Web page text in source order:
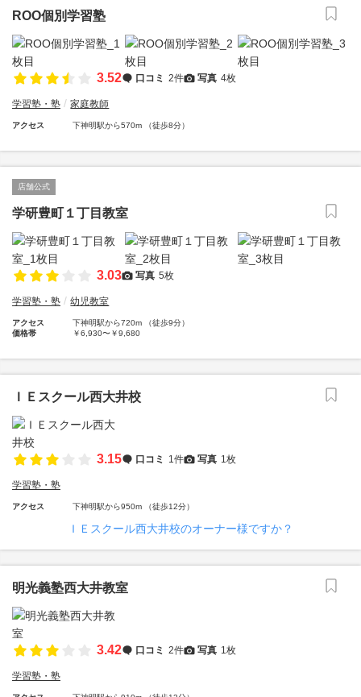
ROO個別学習塾
3.52 口コミ 2件 写真 4枚
学習塾・塾 家庭教師
アクセス 下神明駅から570m （徒歩8分）
店舗公式
学研豊町１丁目教室
3.03 写真 5枚
学習塾・塾 幼児教室
アクセス
下神明駅から720m （徒歩9分）
価格帯
￥6,930〜￥9,680
ＩＥスクール西大井校
3.15 口コミ 1件 写真 1枚
学習塾・塾
アクセス 下神明駅から950m （徒歩12分）
ＩＥスクール西大井校のオーナー様ですか？
明光義塾西大井教室
3.42 口コミ 2件 写真 1枚
学習塾・塾